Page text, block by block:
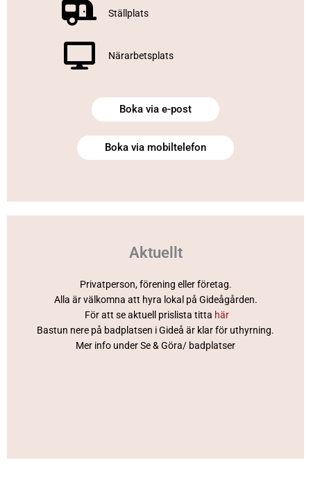
Ställplats
Närarbetsplats
Boka via e-post
Boka via mobiltelefon
Aktuellt
Privatperson, förening eller företag.
Alla är välkomna att hyra lokal på Gideågården.
För att se aktuell prislista titta här
Bastun nere på badplatsen i Gideå är klar för uthyrning.
Mer info under Se & Göra/ badplatser